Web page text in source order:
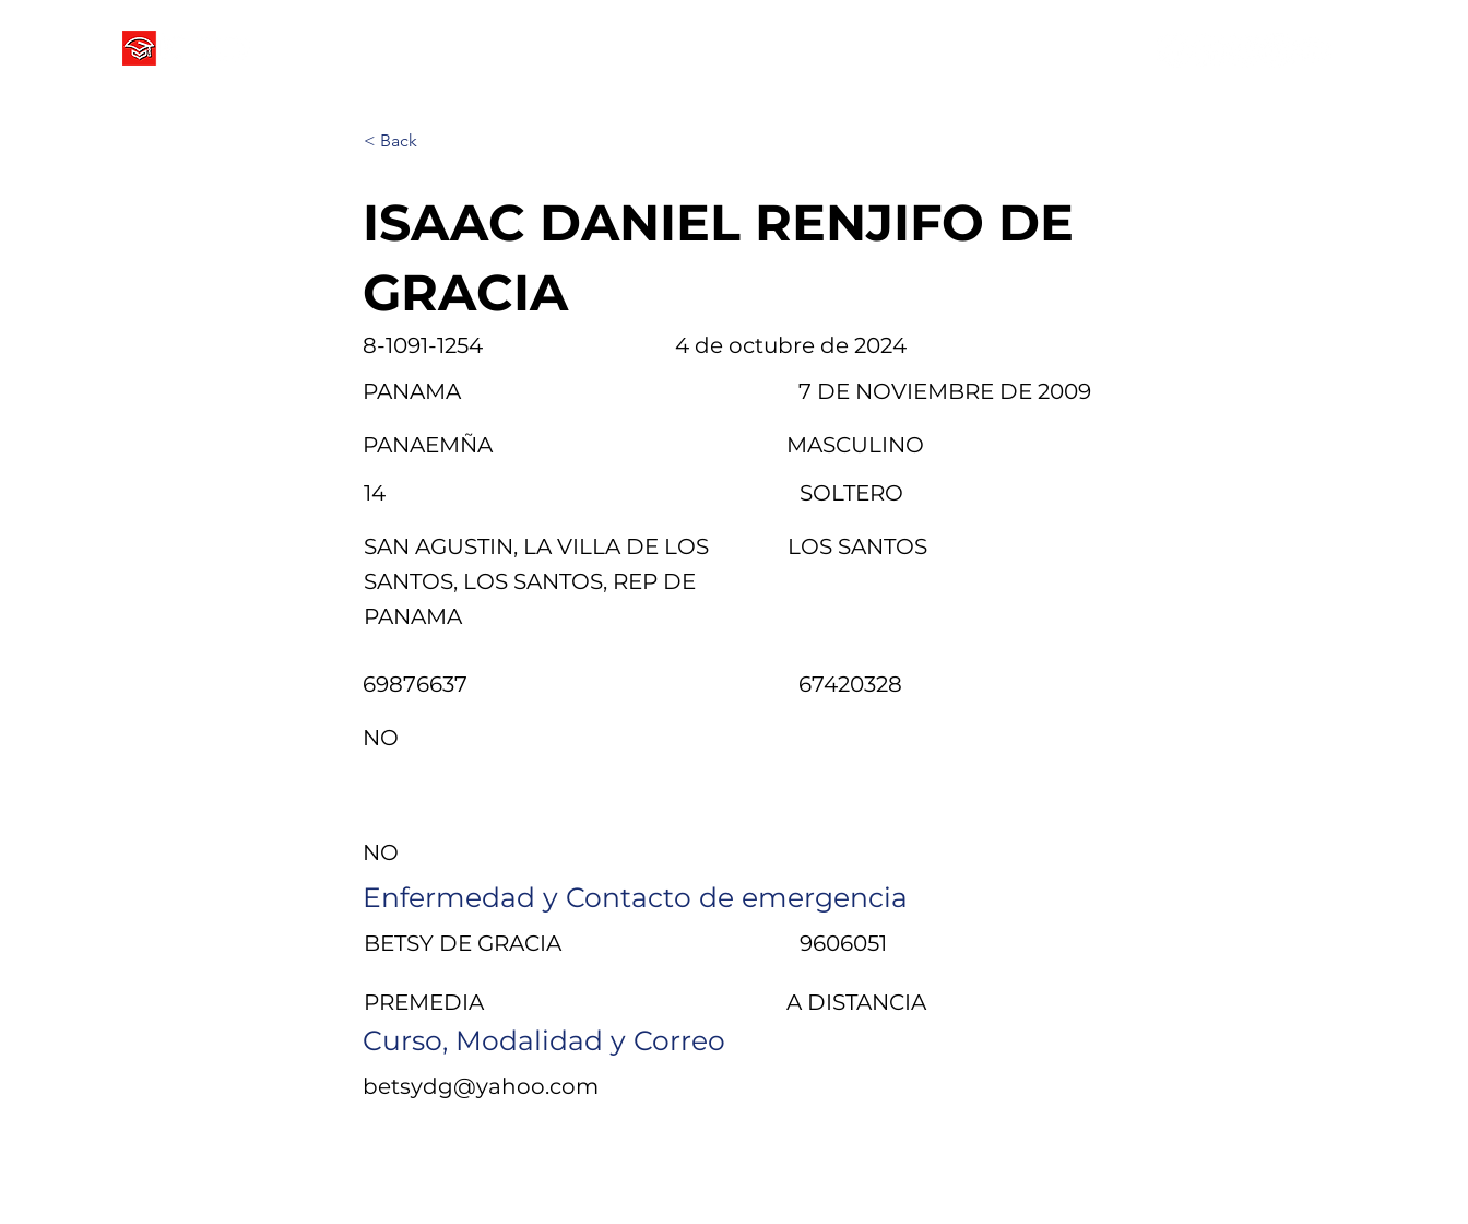
< Back
ISAAC DANIEL RENJIFO DE
GRACIA
8-1091-1254
4 de octubre de 2024
PANAMA
7 DE NOVIEMBRE DE 2009
PANAEMÑA
MASCULINO
14
SOLTERO
SAN AGUSTIN, LA VILLA DE LOS
SANTOS, LOS SANTOS, REP DE
PANAMA
LOS SANTOS
69876637 67420328
NO
NO
Enfermedad y Contacto de emergencia
BETSY DE GRACIA 9606051
PREMEDIA A DISTANCIA
Curso, Modalidad y Correo
betsydg@yahoo.com